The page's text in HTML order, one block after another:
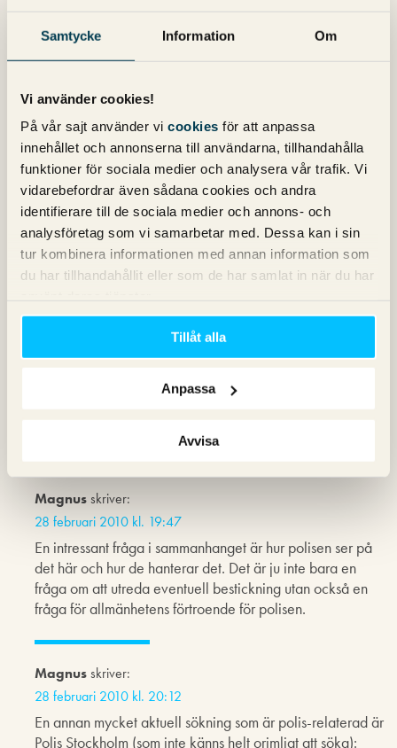
Samtycke Information Om
Vi använder cookies!
På vår sajt använder vi cookies för att anpassa
innehållet och annonserna till användarna, tillhandahålla
funktioner för sociala medier och analysera vår trafik. Vi
vidarebefordrar även sådana cookies och andra
identifierare till de sociala medier och annons- och
analysföretag som vi samarbetar med. Dessa kan i sin
tur kombinera informationen med annan information som
du har tillhandahållit eller som de har samlat in när du har
Tillåt alla
Anpassa
Avvisa
4 kommentarer på "SEO och PR"
Christian skriver:
28 februari 2010 kl. 19:42
Jim Keyzer, en känd polis, kolla hans sökning:
http://www.google.se/#hl=sv&source=hp&q=Jim+Keyz
er&btnG=Google-
s%C3%B6kning&meta=&aq=f&oq=Jim+Keyzer&fp=e075
e3c5aacffd00
känner man inte närmare till bakgrunden tror man att han
är Jimmy Hoffa, rutten ända in i kärnan, och hur många
känner till bakgrunden!
28 februari 2010 kl. 19:52
bryr sig inte, de kan ju skjuta folk lagligt!
Magnusskriver:
28 februari 2010 kl. 19:47
En intressant fråga i sammanhanget är hur polisen ser på
det här och hur de hanterar det. Det är ju inte bara en
fråga om att utreda eventuell bestickning utan också en
fråga för allmänhetens förtroende för polisen.
Magnusskriver:
28 februari 2010 kl. 20:12
En annan mycket aktuell sökning som är polis-relaterad är
Polis Stockholm (som inte känns helt orimligt att söka):